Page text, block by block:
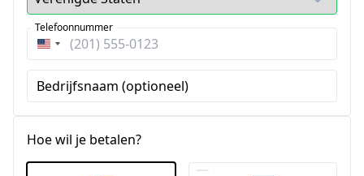
Verenigde
Staten
+1
Telefoonnummer
Bedrijfsnaam (optioneel)
Hoe wil je betalen?